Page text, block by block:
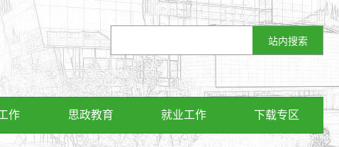
作 思政教育 就业工作 下载专区